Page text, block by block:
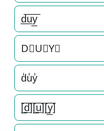
d̲̅u̲̅y̲̅
D⃣U⃣Y⃣
d̾u̾y̾
[̲̅d̲̅][̲̅u̲̅][̲̅y̲̅]